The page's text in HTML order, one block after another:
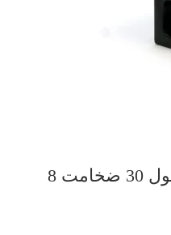
آتاژور شیشه مشکی طول 30 ضخامت 8